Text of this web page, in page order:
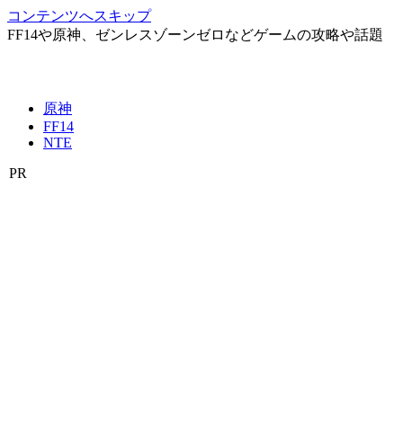
コンテンツへスキップ
FF14や原神、ゼンレスゾーンゼロなどゲームの攻略や話題
原神
FF14
NTE
PR